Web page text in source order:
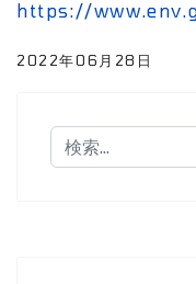
https://
2022年06月28日
検索